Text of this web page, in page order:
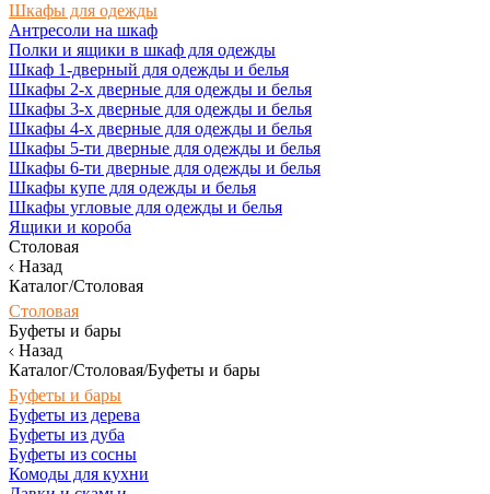
Шкафы для одежды
Антресоли на шкаф
Полки и ящики в шкаф для одежды
Шкаф 1-дверный для одежды и белья
Шкафы 2-х дверные для одежды и белья
Шкафы 3-х дверные для одежды и белья
Шкафы 4-х дверные для одежды и белья
Шкафы 5-ти дверные для одежды и белья
Шкафы 6-ти дверные для одежды и белья
Шкафы купе для одежды и белья
Шкафы угловые для одежды и белья
Ящики и короба
Столовая
Назад
Каталог/Столовая
Столовая
Буфеты и бары
Назад
Каталог/Столовая/Буфеты и бары
Буфеты и бары
Буфеты из дерева
Буфеты из дуба
Буфеты из сосны
Комоды для кухни